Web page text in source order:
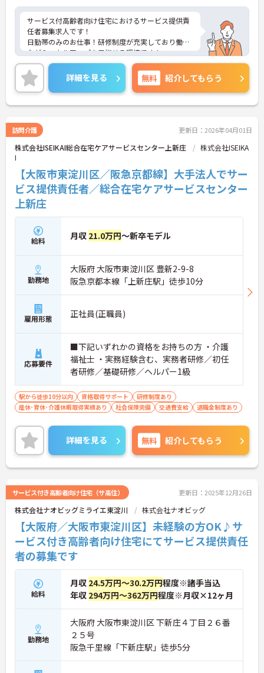
サービス付高齢者向け住宅におけるサービス提供責
任者募集求人です！
日勤帯のみのお仕事！研修制度が充実しており働き
ながらスキルアップを目指せる環境です！
ご興味ある方には、面接のポイントなど、さらに詳
細をお話致しますのでお気軽にご相談ください。
詳細を見る 無料 紹介してもらう
訪問介護 更新日：2026年04月01日
株式会社ISEIKAI総合在宅ケアサービスセンター上新庄
株式会社ISEIKA
I
【大阪市東淀川区／阪急京都線】大手法人でサー
ビス提供責任者／総合在宅ケアサービスセンター
上新庄
給料 月収 21.0万円～新卒モデル
勤務地
大阪府 大阪市東淀川区 豊新2-9-8
阪急京都本線「上新庄駅」徒歩10分
雇用形態 正社員(正職員)
応募要件
■下記いずれかの資格をお持ちの方 ・介護
福祉士 ・実務経験含む、実務者研修／初任
者研修／基礎研修／ヘルパー1級
駅から徒歩10分以内 資格取得サポート
研修制度あり
産休･育休･介護休暇取得実績あり
社会保険完備 交通費支給 退職金制度あり
詳細を見る 無料 紹介してもらう
サービス付き高齢者向け住宅（サ高住） 更新日：2025年12月26日
株式会社ナオビッグミライエ東淀川 株式会社ナオビッグ
【大阪府／大阪市東淀川区】未経験の方OK♪サ
ービス付き高齢者向け住宅にてサービス提供責任
者の募集です
給料
月収 24.5万円～30.2万円程度※諸手当込
年収 294万円～362万円程度※月収×12ヶ月
勤務地
大阪府 大阪市東淀川区 下新庄４丁目２６番
２５号
阪急千里線「下新庄駅」徒歩5分